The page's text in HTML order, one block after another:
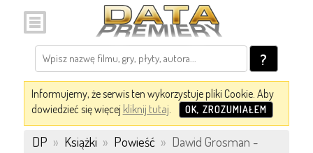
?
Informujemy, że serwis ten wykorzystuje pliki Cookie. Aby
dowiedzieć się więcej kliknij tutaj. OK, ZROZUMIAŁEM
DP » Książki » Powieść » Dawid Grosman -